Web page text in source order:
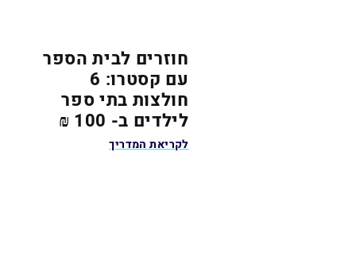
חוזרים לבית הספר
עם קסטרו: 6
חולצות בתי ספר
לילדים ב- 100 ₪
לקריאת המדריך